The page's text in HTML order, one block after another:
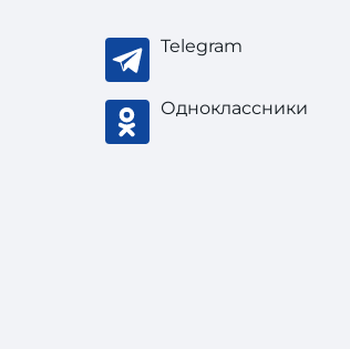
Telegram
Одноклассники